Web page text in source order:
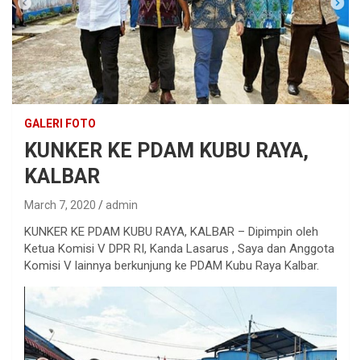
GALERI FOTO
KUNKER KE PDAM KUBU RAYA,
KALBAR
March 7, 2020 admin
KUNKER KE PDAM KUBU RAYA, KALBAR – Dipimpin oleh
Ketua Komisi V DPR RI, Kanda Lasarus , Saya dan Anggota
Komisi V lainnya berkunjung ke PDAM Kubu Raya Kalbar.